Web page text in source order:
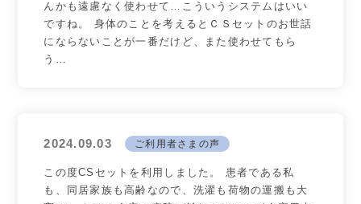
んかも遠慮なく使わせて…こういうシステムはいい
ですね。 身体のことを考えるとＣＳセットのお世話
にならないことが一番だけど、また使わせてもら
う…
2024.09.03 ご利用者さまの声
この度CSセットを利用しました。 患者である私
も、同居家族も高齢なので、洗濯も荷物の運搬も大